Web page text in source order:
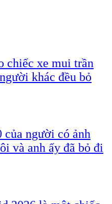
chiếc xe mui trần
khác đều bỏ
của người có ảnh
và anh ấy đã bỏ đi